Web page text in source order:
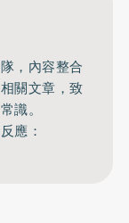
，內容整合
關文章，致
識。
應：